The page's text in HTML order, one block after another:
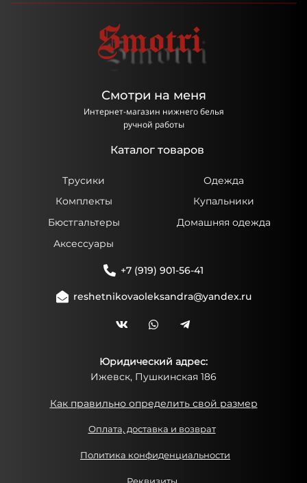
Смотри на меня
Интернет-магазин нижнего белья
ручной работы
Каталог товаров
Трусики
Одежда
Комплекты
Купальники
Бюстгальтеры
Домашняя одежда
Аксессуары
+7 (919) 901-56-41
reshetnikovaoleksandra@yandex.ru
Юридический адрес:
Ижевск, Пушкинская 186
Как правильно определить свой размер
Оплата, доставка и возврат
Политика конфиденциальности
Реквизиты